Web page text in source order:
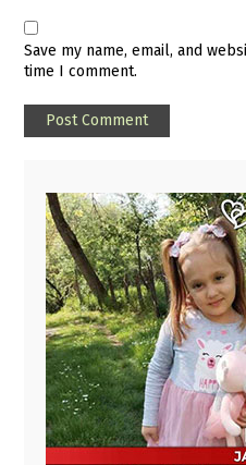
Save my name, email, and
time I comment.